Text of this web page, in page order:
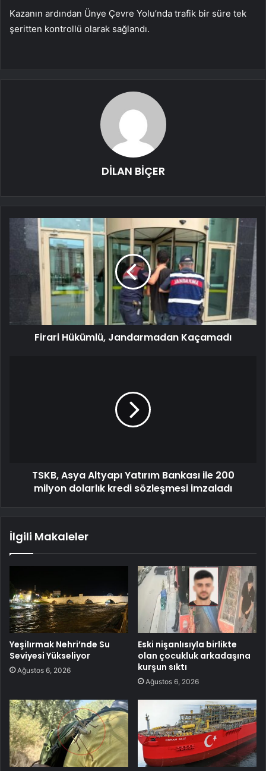
Kazanın ardından Ünye Çevre Yolu’nda trafik bir süre tek
şeritten kontrollü olarak sağlandı.
DİLAN BİÇER
Firari Hükümlü, Jandarmadan Kaçamadı
TSKB, Asya Altyapı Yatırım Bankası ile 200
milyon dolarlık kredi sözleşmesi imzaladı
İlgili Makaleler
Yeşilırmak Nehri’nde Su
Seviyesi Yükseliyor
Ağustos 6, 2026
Eski nişanlısıyla birlikte
olan çocukluk arkadaşına
kurşun sıktı
Ağustos 6, 2026